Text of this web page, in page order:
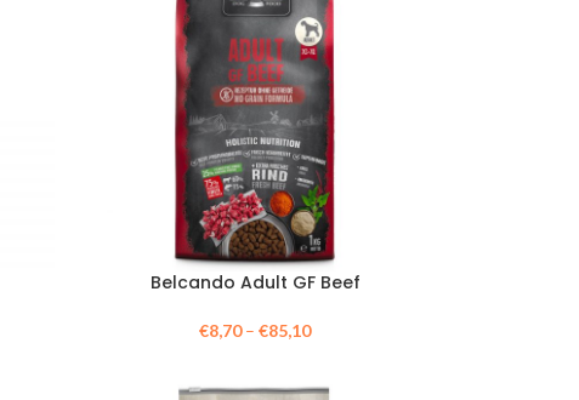
Belcando Adult GF Beef
€8,70–€85,10